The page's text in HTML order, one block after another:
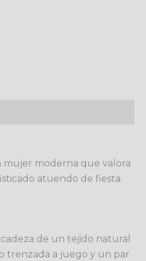
mujer moderna que valora
atuendo de fiesta.
de un tejido natural
trenzada a juego y un par